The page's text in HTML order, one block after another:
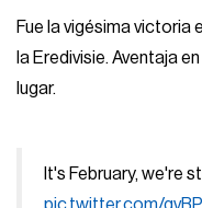
Fue la vigésima victoria
la Eredivisie. Aventaja
lugar.
It's February, we're